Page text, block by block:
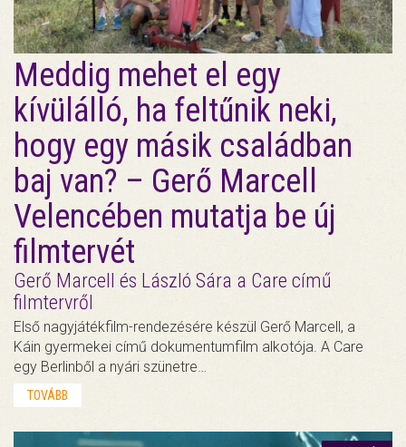
Meddig mehet el egy
kívülálló, ha feltűnik neki,
hogy egy másik családban
baj van? – Gerő Marcell
Velencében mutatja be új
filmtervét
Gerő Marcell és László Sára a Care című
filmtervről
Első nagyjátékfilm-rendezésére készül Gerő Marcell, a
Káin gyermekei című dokumentumfilm alkotója. A Care
egy Berlinből a nyári szünetre…
TOVÁBB